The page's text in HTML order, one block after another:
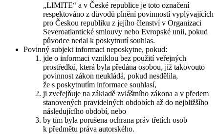
„LIMITE“ a v České republice je toto označení
respektováno z důvodů plnění povinností vyplývajících
pro Českou republiku z jejího členství v Organizaci
Severoatlantické smlouvy nebo Evropské unii, pokud
původce nedal k poskytnutí souhlas.
Povinný subjekt informaci neposkytne, pokud:
jde o informaci vzniklou bez použití veřejných
prostředků, která byla předána osobou, jíž takovouto
povinnost zákon neukládá, pokud nesdělila,
že s poskytnutím informace souhlasí,
ji zveřejňuje na základě zvláštního zákona a v předem
stanovených pravidelných obdobích až do nejbližšího
následujícího období, nebo
by tím byla porušena ochrana práv třetích osob
k předmětu práva autorského.